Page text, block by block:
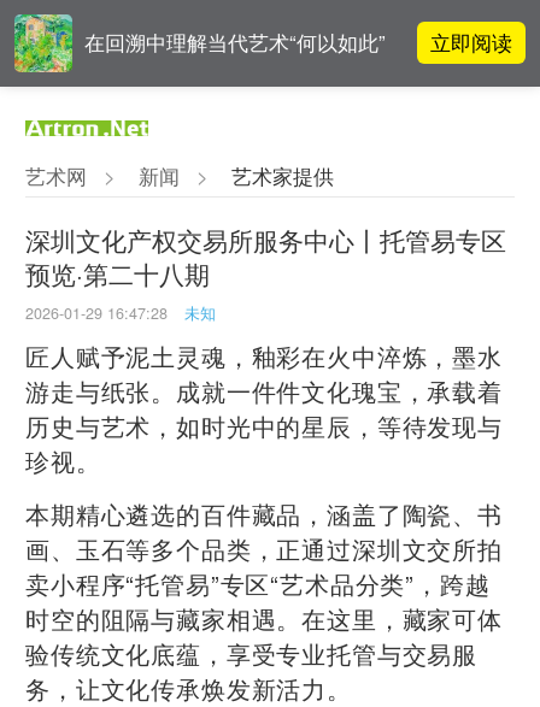
在回溯中理解当代艺术“何以如此” 立即阅读
发起全球维权
吕晓：北京画院两个中心十年 跨学
科带来齐白石研究新突破
OCAT上海馆：参与构建上海艺术生
态的十年
艺术网 > 新闻 > 艺术家提供
深圳文化产权交易所服务中心丨托管易专区
预览·第二十八期
2026-01-29 16:47:28 未知
匠人赋予泥土灵魂，釉彩在火中淬炼，墨水
游走与纸张。成就一件件文化瑰宝，承载着
历史与艺术，如时光中的星辰，等待发现与
珍视。
本期精心遴选的百件藏品，涵盖了陶瓷、书
画、玉石等多个品类，正通过深圳文交所拍
卖小程序“托管易”专区“艺术品分类”，跨越
时空的阻隔与藏家相遇。在这里，藏家可体
验传统文化底蕴，享受专业托管与交易服
务，让文化传承焕发新活力。